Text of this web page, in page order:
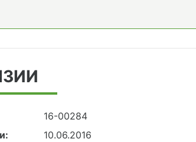
16-00284
10.06.2016